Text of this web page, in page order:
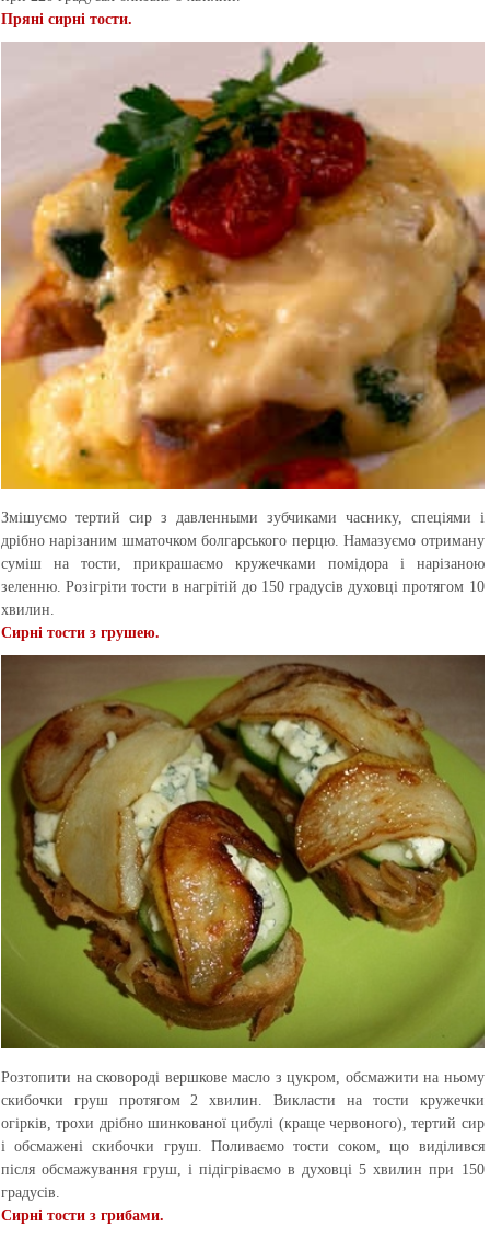
Пряні сирні тости.
Змішуємо тертий сир з давленными зубчиками часнику, спеціями і
дрібно нарізаним шматочком болгарського перцю. Намазуємо отриману
суміш на тости, прикрашаємо кружечками помідора і нарізаною
зеленню. Розігріти тости в нагрітій до 150 градусів духовці протягом 10
хвилин.
Сирні тости з грушею.
Розтопити на сковороді вершкове масло з цукром, обсмажити на ньому
скибочки груш протягом 2 хвилин. Викласти на тости кружечки
огірків, трохи дрібно шинкованої цибулі (краще червоного), тертий сир
і обсмажені скибочки груш. Поливаємо тости соком, що виділився
після обсмажування груш, і підігріваємо в духовці 5 хвилин при 150
градусів.
Сирні тости з грибами.